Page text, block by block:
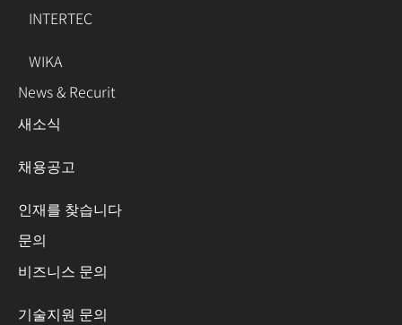
INTERTEC
WIKA
News & Recurit
새소식
채용공고
인재를 찾습니다
문의
비즈니스 문의
기술지원 문의